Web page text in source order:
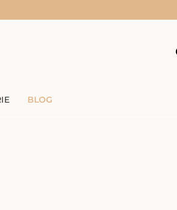
BLOG